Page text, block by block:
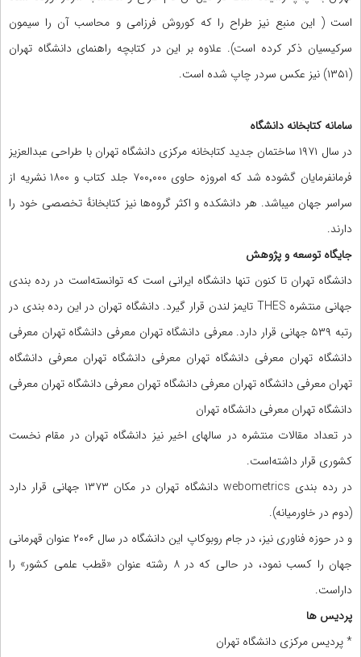
است ( این منبع نیز طراح را که کوروش فرزامی و محاسب آن را سیمون
سرکیسیان ذکر کرده است). علاوه بر این در کتابچه راهنمای دانشگاه تهران
(۱۳۵۱) نیز عکس سردر چاپ شده است.
سامانه کتابخانه دانشگاه
در سال ۱۹۷۱ ساختمان جدید کتابخانه مرکزی دانشگاه تهران با طراحی عبدالعزیز
فرمانفرمایان گشوده شد که امروزه حاوی ۷۰۰٬۰۰۰ جلد کتاب و ۱۸۰۰ نشریه از
سراسر جهان میباشد. هر دانشکده و اکثر گروه‌ها نیز کتابخانهٔ تخصصی خود را
دارند.
جایگاه توسعه و پژوهش
دانشگاه تهران تا کنون تنها دانشگاه ایرانی است که توانسته‌است در رده بندی
جهانی منتشره THES تایمز لندن قرار گیرد. دانشگاه تهران در این رده بندی در
رتبه ۵۳۹ جهانی قرار دارد. معرفی دانشگاه تهران معرفی دانشگاه تهران معرفی
دانشگاه تهران معرفی دانشگاه تهران معرفی دانشگاه تهران معرفی دانشگاه
تهران معرفی دانشگاه تهران معرفی دانشگاه تهران معرفی دانشگاه تهران معرفی
دانشگاه تهران معرفی دانشگاه تهران
در تعداد مقالات منتشره در سالهای اخیر نیز دانشگاه تهران در مقام نخست
کشوری قرار داشته‌است.
در رده بندی webometrics دانشگاه تهران در مکان ۱۳۷۳ جهانی قرار دارد
(دوم در خاورمیانه).
و در حوزه فناوری نیز، در جام روبوکاپ این دانشگاه در سال ۲۰۰۶ عنوان قهرمانی
جهان را کسب نمود، در حالی که در ۸ رشته عنوان «قطب علمی کشور» را
داراست.
پردیس ها
* پردیس مرکزی دانشگاه تهران